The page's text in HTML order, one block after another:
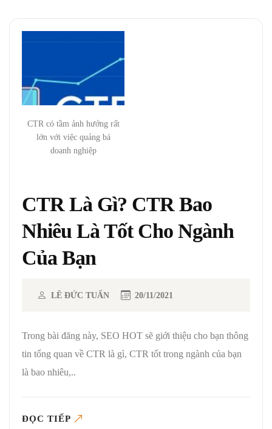
CTR có tầm ảnh hưởng rất
lớn với việc quảng bá
doanh nghiệp
CTR Là Gì? CTR Bao
Nhiêu Là Tốt Cho Ngành
Của Bạn
LÊ ĐỨC TUẤN 20/11/2021
Trong bài đăng này, SEO HOT sẽ giới thiệu cho bạn thông
tin tổng quan về CTR là gì, CTR tốt trong ngành của bạn
là bao nhiêu,..
ĐỌC TIẾP